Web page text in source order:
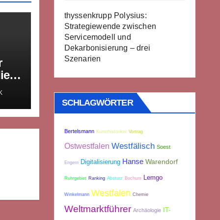
thyssenkrupp Polysius:
Strategiewende zwischen
Servicemodell und
Dekarbonisierung – drei
Szenarien
SCHLAGWÖRTER
Bertelsmann Kunsthistoriker Vortrag
Ostwestfalen Westfälisch Soest
Engern Digitalisierung Hanse Warendorf
Ruhrgebiet Ranking Absturz Bochum Lemgo
Winkelmann Westfalen Chemie
Weltmarktführer Archäologie IT-